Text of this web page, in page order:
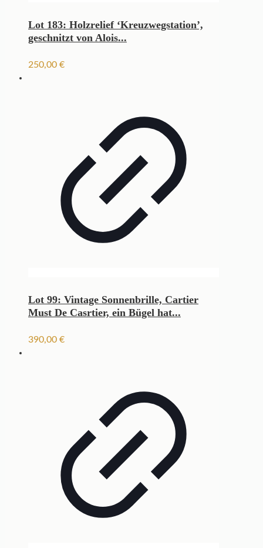
Lot 183: Holzrelief ‘Kreuzwegstation’,
geschnitzt von Alois...
250,00 €
Lot 99: Vintage Sonnenbrille, Cartier
Must De Casrtier, ein Bügel hat...
390,00 €